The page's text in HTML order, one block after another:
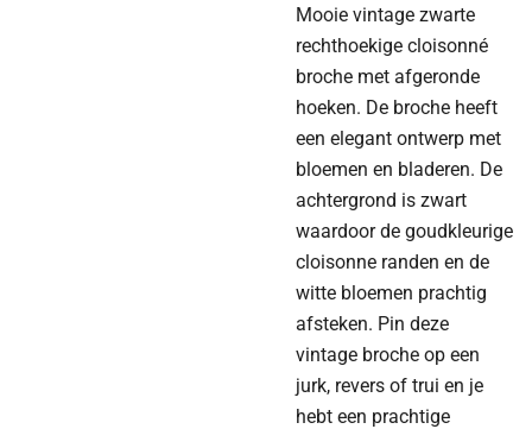
Mooie vintage zwarte
rechthoekige cloisonné
broche met afgeronde
hoeken. De broche heeft
een elegant ontwerp met
bloemen en bladeren. De
achtergrond is zwart
waardoor de goudkleurige
cloisonne randen en de
witte bloemen prachtig
afsteken. Pin deze
vintage broche op een
jurk, revers of trui en je
hebt een prachtige